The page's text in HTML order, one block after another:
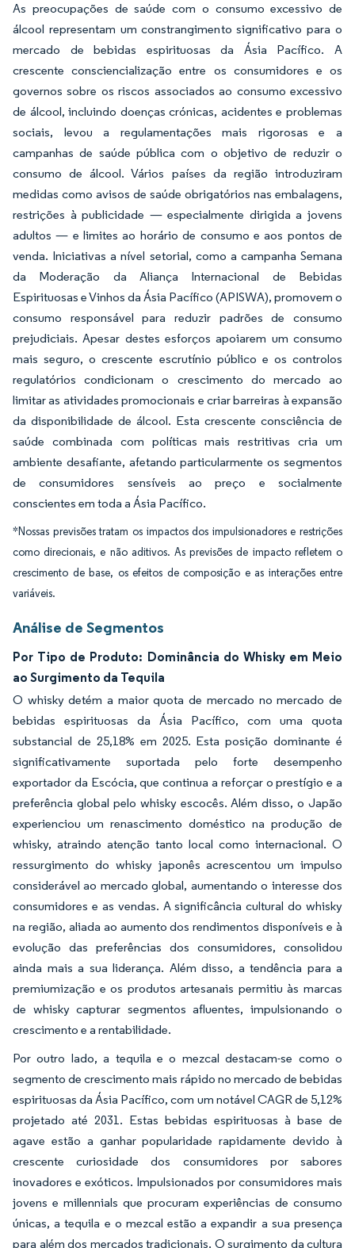
As preocupações de saúde com o consumo excessivo de
álcool representam um constrangimento significativo para o
mercado de bebidas espirituosas da Ásia Pacífico. A
crescente consciencialização entre os consumidores e os
governos sobre os riscos associados ao consumo excessivo
de álcool, incluindo doenças crónicas, acidentes e problemas
sociais, levou a regulamentações mais rigorosas e a
campanhas de saúde pública com o objetivo de reduzir o
consumo de álcool. Vários países da região introduziram
medidas como avisos de saúde obrigatórios nas embalagens,
restrições à publicidade — especialmente dirigida a jovens
adultos — e limites ao horário de consumo e aos pontos de
venda. Iniciativas a nível setorial, como a campanha Semana
da Moderação da Aliança Internacional de Bebidas
Espirituosas e Vinhos da Ásia Pacífico (APISWA), promovem o
consumo responsável para reduzir padrões de consumo
prejudiciais. Apesar destes esforços apoiarem um consumo
mais seguro, o crescente escrutínio público e os controlos
regulatórios condicionam o crescimento do mercado ao
limitar as atividades promocionais e criar barreiras à expansão
da disponibilidade de álcool. Esta crescente consciência de
saúde combinada com políticas mais restritivas cria um
ambiente desafiante, afetando particularmente os segmentos
de consumidores sensíveis ao preço e socialmente
conscientes em toda a Ásia Pacífico.
*Nossas previsões tratam os impactos dos impulsionadores e restrições
como direcionais, e não aditivos. As previsões de impacto refletem o
crescimento de base, os efeitos de composição e as interações entre
variáveis.
Análise de Segmentos
Por Tipo de Produto: Dominância do Whisky em Meio
ao Surgimento da Tequila
O whisky detém a maior quota de mercado no mercado de
bebidas espirituosas da Ásia Pacífico, com uma quota
substancial de 25,18% em 2025. Esta posição dominante é
significativamente suportada pelo forte desempenho
exportador da Escócia, que continua a reforçar o prestígio e a
preferência global pelo whisky escocês. Além disso, o Japão
experienciou um renascimento doméstico na produção de
whisky, atraindo atenção tanto local como internacional. O
ressurgimento do whisky japonês acrescentou um impulso
considerável ao mercado global, aumentando o interesse dos
consumidores e as vendas. A significância cultural do whisky
na região, aliada ao aumento dos rendimentos disponíveis e à
evolução das preferências dos consumidores, consolidou
ainda mais a sua liderança. Além disso, a tendência para a
premiumização e os produtos artesanais permitiu às marcas
de whisky capturar segmentos afluentes, impulsionando o
crescimento e a rentabilidade.
Por outro lado, a tequila e o mezcal destacam-se como o
segmento de crescimento mais rápido no mercado de bebidas
espirituosas da Ásia Pacífico, com um notável CAGR de 5,12%
projetado até 2031. Estas bebidas espirituosas à base de
agave estão a ganhar popularidade rapidamente devido à
crescente curiosidade dos consumidores por sabores
inovadores e exóticos. Impulsionados por consumidores mais
jovens e millennials que procuram experiências de consumo
únicas, a tequila e o mezcal estão a expandir a sua presença
para além dos mercados tradicionais. O surgimento da cultura